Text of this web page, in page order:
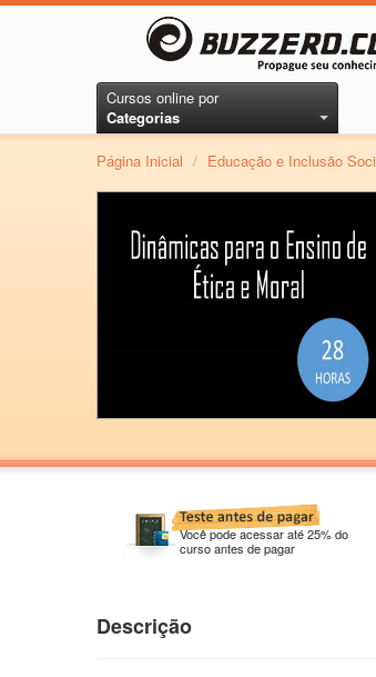
Cursos online por
Categorias
Página Inicial / Educação e Inclusão
Você pode acessar até 25% do
curso antes de pagar
Descrição